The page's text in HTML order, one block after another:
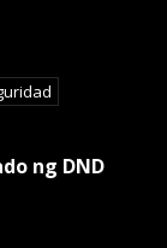
ng DND